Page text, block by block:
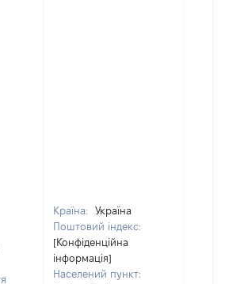
Країна:
Україна
Поштовий індекс:
[Конфіденційна
інформація]
Населений пункт: